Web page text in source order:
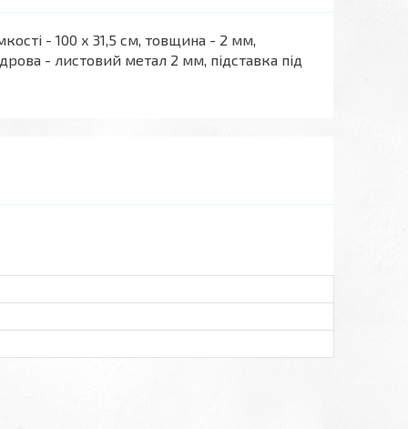
- 100 х 31,5 см, товщина - 2 мм,
- листовий метал 2 мм, підставка під